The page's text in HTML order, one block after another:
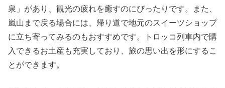
泉」があり、観光の疲れを癒すのにぴったりです。また、
嵐山まで戻る場合には、帰り道で地元のスイーツショップ
に立ち寄ってみるのもおすすめです。トロッコ列車内で購
入できるお土産も充実しており、旅の思い出を形にするこ
とができます。